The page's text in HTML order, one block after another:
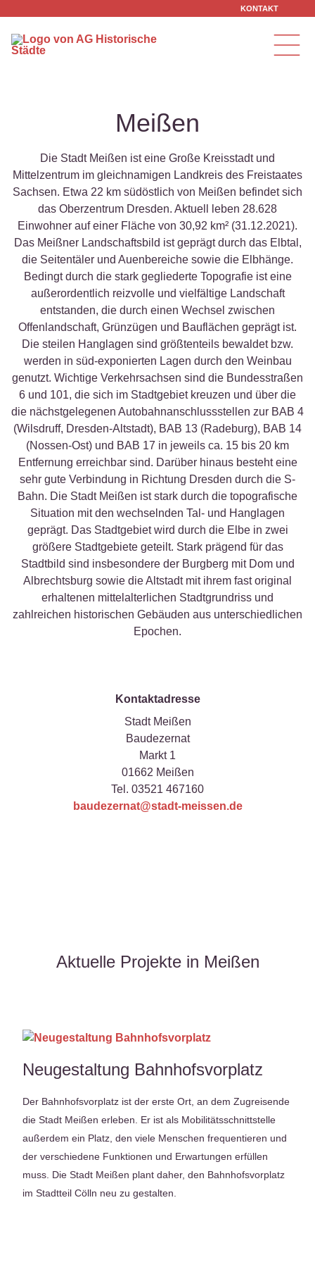
KONTAKT
Meißen
Die Stadt Meißen ist eine Große Kreisstadt und
Mittelzentrum im gleichnamigen Landkreis des Freistaates
Sachsen. Etwa 22 km südöstlich von Meißen befindet sich
das Oberzentrum Dresden. Aktuell leben 28.628
Einwohner auf einer Fläche von 30,92 km² (31.12.2021).
Das Meißner Landschaftsbild ist geprägt durch das Elbtal,
die Seitentäler und Auenbereiche sowie die Elbhänge.
Bedingt durch die stark gegliederte Topografie ist eine
außerordentlich reizvolle und vielfältige Landschaft
entstanden, die durch einen Wechsel zwischen
Offenlandschaft, Grünzügen und Bauflächen geprägt ist.
Die steilen Hanglagen sind größtenteils bewaldet bzw.
werden in süd-exponierten Lagen durch den Weinbau
genutzt. Wichtige Verkehrsachsen sind die Bundesstraßen
6 und 101, die sich im Stadtgebiet kreuzen und über die
die nächstgelegenen Autobahnanschlussstellen zur BAB 4
(Wilsdruff, Dresden-Altstadt), BAB 13 (Radeburg), BAB 14
(Nossen-Ost) und BAB 17 in jeweils ca. 15 bis 20 km
Entfernung erreichbar sind. Darüber hinaus besteht eine
sehr gute Verbindung in Richtung Dresden durch die S-
Bahn. Die Stadt Meißen ist stark durch die topografische
Situation mit den wechselnden Tal- und Hanglagen
geprägt. Das Stadtgebiet wird durch die Elbe in zwei
größere Stadtgebiete geteilt. Stark prägend für das
Stadtbild sind insbesondere der Burgberg mit Dom und
Albrechtsburg sowie die Altstadt mit ihrem fast original
erhaltenen mittelalterlichen Stadtgrundriss und
zahlreichen historischen Gebäuden aus unterschiedlichen
Epochen.
Kontaktadresse
Stadt Meißen
Baudezernat
Markt 1
01662 Meißen
Tel. 03521 467160
baudezernat@stadt-meissen.de
Aktuelle Projekte in Meißen
Neugestaltung Bahnhofsvorplatz
Der Bahnhofsvorplatz ist der erste Ort, an dem Zugreisende
die Stadt Meißen erleben. Er ist als Mobilitätsschnittstelle
außerdem ein Platz, den viele Menschen frequentieren und
der verschiedene Funktionen und Erwartungen erfüllen
muss. Die Stadt Meißen plant daher, den Bahnhofsvorplatz
im Stadtteil Cölln neu zu gestalten.